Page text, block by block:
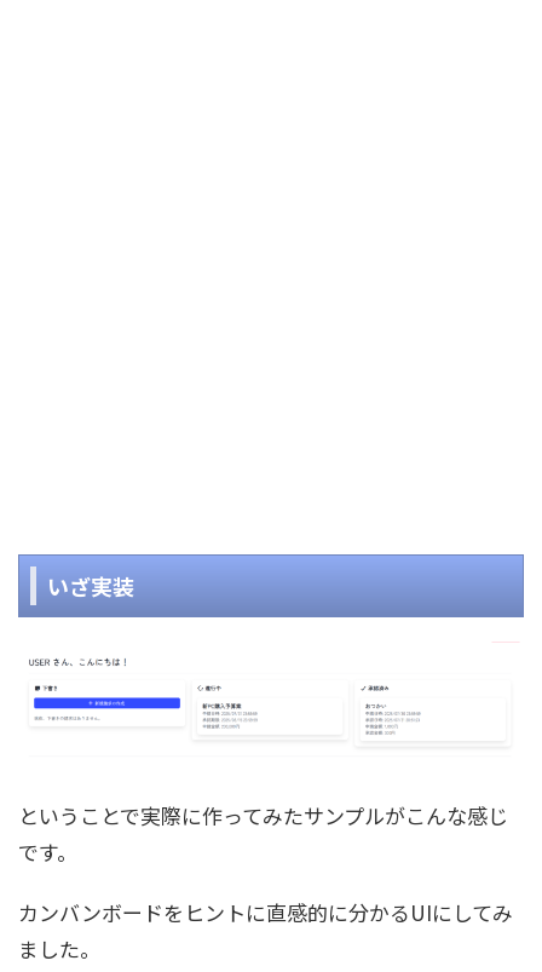
いざ実装
ということで実際に作ってみたサンプルがこんな感じ
です。
カンバンボードをヒントに直感的に分かるUIにしてみ
ました。